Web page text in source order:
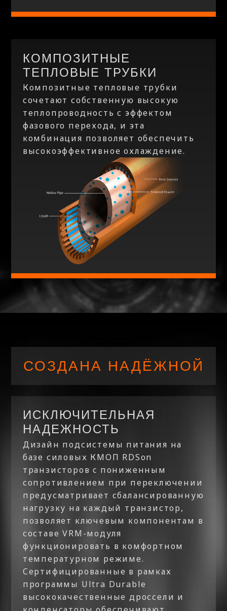
КОМПОЗИТНЫЕ
ТЕПЛОВЫЕ ТРУБКИ
Композитные тепловые трубки
сочетают собственную высокую
теплопроводность с эффектом
фазового перехода, и эта
комбинация позволяет обеспечить
высокоэффективное охлаждение.
СОЗДАНА НАДЁЖНОЙ
ИСКЛЮЧИТЕЛЬНАЯ
НАДЕЖНОСТЬ
Дизайн подсистемы питания на
базе силовых КМОП RDSon
транзисторов c пониженным
сопротивлением при переключении
предусматривает сбалансированную
нагрузку на каждый транзистор,
позволяет ключевым компонентам в
составе VRM-модуля
функционировать в комфортном
температурном режиме.
Сертифицированные в рамках
программы Ultra Durable
высококачественные дроссели и